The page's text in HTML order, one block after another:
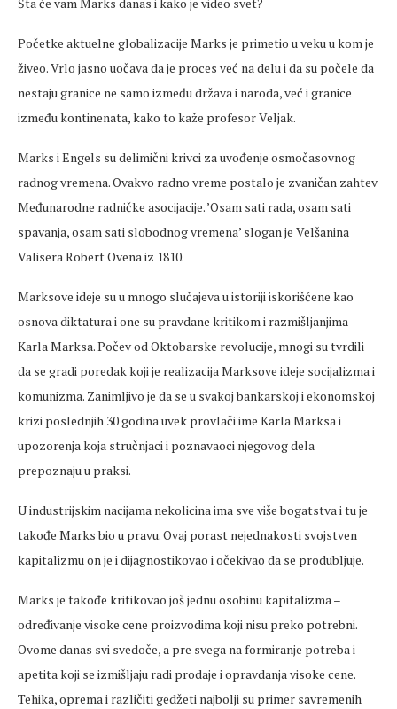
Šta će vam Marks danas i kako je video svet?
Početke aktuelne globalizacije Marks je primetio u veku u kom je
živeo. Vrlo jasno uočava da je proces već na delu i da su počele da
nestaju granice ne samo između država i naroda, već i granice
između kontinenata, kako to kaže profesor Veljak.
Marks i Engels su delimični krivci za uvođenje osmočasovnog
radnog vremena. Ovakvo radno vreme postalo je zvaničan zahtev
Međunarodne radničke asocijacije. ’Osam sati rada, osam sati
spavanja, osam sati slobodnog vremena’ slogan je Velšanina
Valisera Robert Ovena iz 1810.
Marksove ideje su u mnogo slučajeva u istoriji iskorišćene kao
osnova diktatura i one su pravdane kritikom i razmišljanjima
Karla Marksa. Počev od Oktobarske revolucije, mnogi su tvrdili
da se gradi poredak koji je realizacija Marksove ideje socijalizma i
komunizma. Zanimljivo je da se u svakoj bankarskoj i ekonomskoj
krizi poslednjih 30 godina uvek provlači ime Karla Marksa i
upozorenja koja stručnjaci i poznavaoci njegovog dela
prepoznaju u praksi.
U industrijskim nacijama nekolicina ima sve više bogatstva i tu je
takođe Marks bio u pravu. Ovaj porast nejednakosti svojstven
kapitalizmu on je i dijagnostikovao i očekivao da se produbljuje.
Marks je takođe kritikovao još jednu osobinu kapitalizma –
određivanje visoke cene proizvodima koji nisu preko potrebni.
Ovome danas svi svedoče, a pre svega na formiranje potreba i
apetita koji se izmišljaju radi prodaje i opravdanja visoke cene.
Tehika, oprema i različiti gedžeti najbolji su primer savremenih